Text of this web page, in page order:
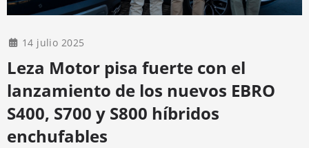
14 julio 2025
Leza Motor pisa fuerte con el
lanzamiento de los nuevos EBRO
S400, S700 y S800 híbridos
enchufables